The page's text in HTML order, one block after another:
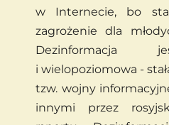
w
Internecie, bo
zagrożenie dla
Dezinformacja
i wielopoziomowa -
tzw. wojny
innymi przez